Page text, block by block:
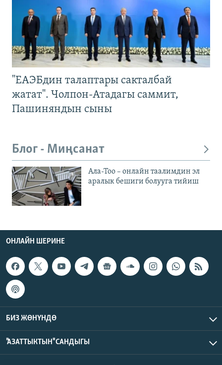
"ЕАЭБдин талаптары сакталбай
жатат". Чолпон-Атадагы саммит,
Пашиняндын сыны
Блог - Миңсанат
Ала-Тоо – онлайн таалимдин эл
аралык бешиги болууга тийиш
ОНЛАЙН ШЕРИНЕ
БИЗ ЖӨНҮНДӨ
"АЗАТТЫКТЫН" САНДЫГЫ